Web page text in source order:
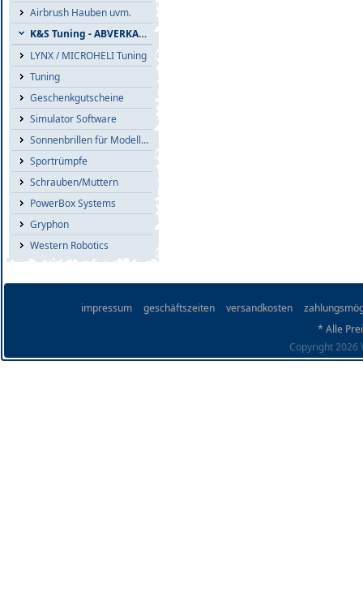
Airbrush Hauben uvm.
K&S Tuning - ABVERKAUF
LYNX / MICROHELI Tuning
Tuning
Geschenkgutscheine
Simulator Software
Sonnenbrillen für Modellflieger
Sportrümpfe
Schrauben/Muttern
PowerBox Systems
Gryphon
Western Robotics
impressum geschäftszeiten versandkosten
* Alle
Copyright 2026